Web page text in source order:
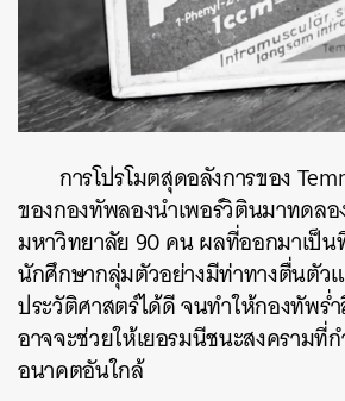
การโปรโมตสุดอลังการของ
ของกองทัพลองนำเพอร์วิตินมาทดล
มหาวิทยาลัย 90 คน ผลที่ออกมาเป็น
นักศึกษากลุ่มตัวอย่างมีท่าทางตื่นตัว
ประวัติศาสตร์ได้ดี จนทำให้กองทัพร่
อาจจะช่วยให้เยอรมนีชนะสงครามที่
อนาคตอันใกล้